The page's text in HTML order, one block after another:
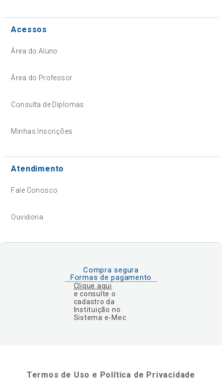
Acessos
Área do Aluno
Área do Professor
Consulta de Diplomas
Minhas Inscrições
Atendimento
Fale Conosco
Ouvidoria
Compra segura
Formas de pagamento
Clique aqui
e consulte o
cadastro da
Instituição no
Sistema e-Mec
Termos de Uso e Política de Privacidade